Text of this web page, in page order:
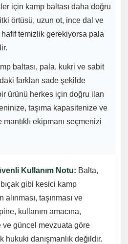
için kamp baltası daha doğru
örtüsü, uzun ot, ince dal ve
temizlik gerekiyorsa pala
baltası, pala, kukri ve sabit
farkları sade şekilde
ürünü herkes için doğru ilan
taşıma kapasitenize ve
mantıklı ekipmanı seçmenizi
Kullanım Notu: Balta,
gibi kesici kamp
alınması, taşınması ve
kullanım amacına,
ve güncel mevzuata göre
hukuki danışmanlık değildir.